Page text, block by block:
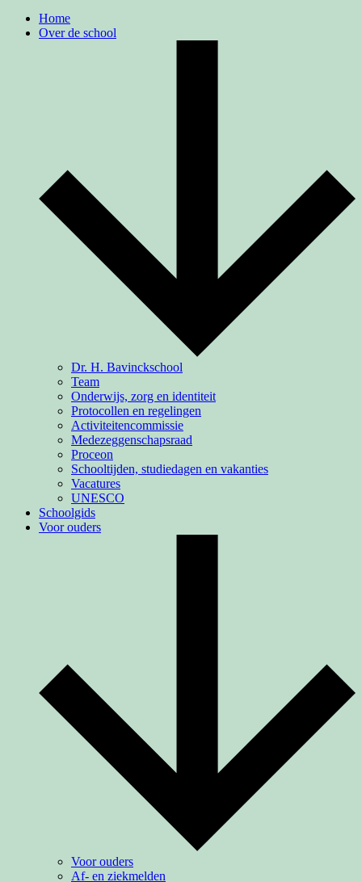
Home
Over de school
Dr. H. Bavinckschool
Team
Onderwijs, zorg en identiteit
Protocollen en regelingen
Activiteiten­commissie
Medezeggenschapsraad
Proceon
Schooltijden, studiedagen en vakanties
Vacatures
UNESCO
Schoolgids
Voor ouders
Voor ouders
Af- en ziekmelden